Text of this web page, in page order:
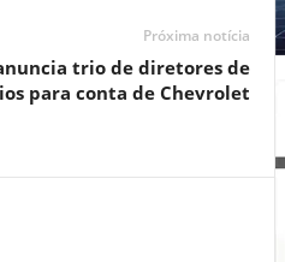
Próxima notícia
trio de diretores de
para conta de Chevrolet